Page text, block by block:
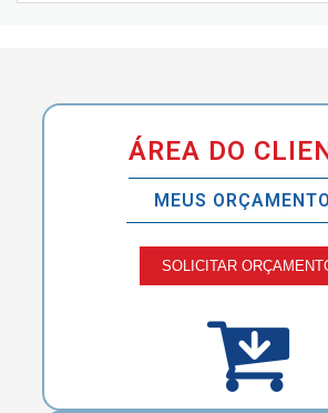
ÁREA DO
MEUS
SOLICITAR